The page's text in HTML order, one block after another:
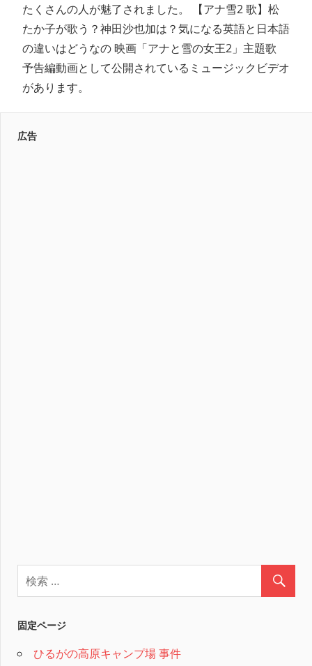
たくさんの人が魅了されました。 【アナ雪2 歌】松
たか子が歌う？神田沙也加は？気になる英語と日本語
の違いはどうなの 映画「アナと雪の女王2」主題歌
予告編動画として公開されているミュージックビデオ
があります。
広告
固定ページ
ひるがの高原キャンプ場 事件